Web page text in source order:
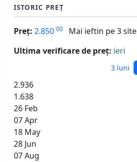
ISTORIC PREȚ
Preț: 2.850 00
Mai ieftin pe 3
Ultima verificare de preț: ieri
3 luni
2.936
1.638
26 Feb
07 Apr
18 May
28 Jun
07 Aug